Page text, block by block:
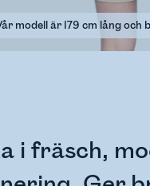
modell är 179 cm lång och
i fräsch,